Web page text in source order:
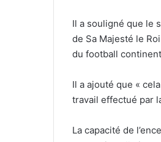
Il a souligné que le
de Sa Majesté le
du football
Il a ajouté que «
travail effectué par
La capacité de